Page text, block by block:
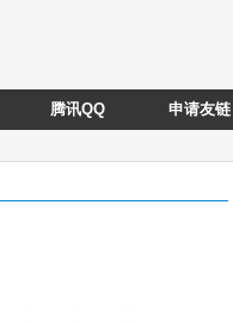
腾讯QQ 申请友链